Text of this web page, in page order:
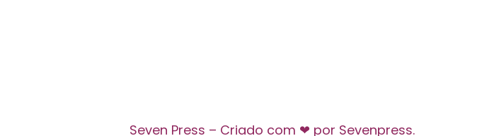
Seven Press – Criado com ❤ por Sevenpress.